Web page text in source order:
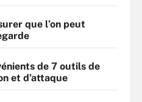
que l’on peut
de 7 outils de
et d’attaque